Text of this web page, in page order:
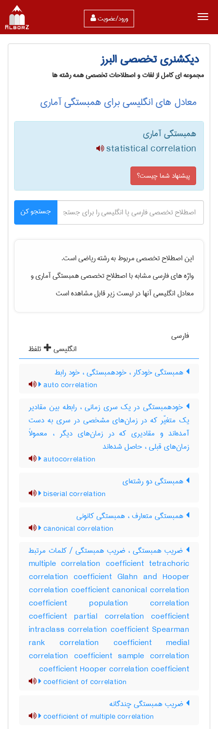
ورود/عضویت
دیکشنری تخصصی البرز
مجموعه ای کامل از لغات و اصطلاحات تخصصی همه رشته ها
معادل های انگلیسی برای همبستگی آماری
همبستگی آماری
statistical correlation
پیشنهاد شما چیست؟
جستجو کن
این اصطلاح تخصصی مربوط به رشتهرياضیاست.
واژه های فارسی مشابه با اصطلاح تخصصیهمبستگی آماریو
معادل انگلیسی آنها در لیست زیر قابل مشاهده است
فارسی
انگلیسی
تلفظ
همبستگی خودکار ، خودهمبستگی ، خود رابط
auto correlation
خودهمبستگی در یک سری زمانی ، رابطه بین مقادیر
یک متغیّر که در زمان‌های مشخصی در سری به دست
آمده‌اند و مقادیری که در زمان‌های دیگر ، معمولاً
زمان‌های قبلی ، حاصل شده‌اند
autocorrelation
همبستگی دو رشته‌ای
biserial correlation
همبستگی متعارف ، همبستگی کانونی
canonical correlation
ضریب همبستگی ، ضریب همبستگی / کلمات مرتبط
multiple correlation coefficient tetrachoric
correlation coefficient Glahn and Hooper
correlation coefficient canonical correlation
coefficient population correlation
coefficient partial correlation coefficient
intraclass correlation coefficient Spearman
rank correlation coefficient medial
correlation coefficient sample correlation
coefficient Hooper correlation coefficient
coefficient of correlation
ضریب همبستگی چندگانه
coefficient of multiple correlation